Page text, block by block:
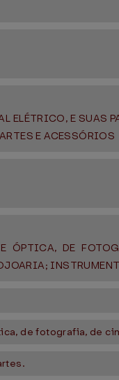
ELÉTRICO, E SUAS
E ACESSÓRIOS
ÓPTICA, DE
de fotografia, de